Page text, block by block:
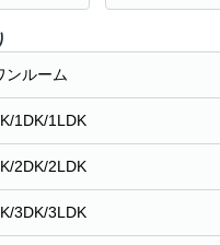
ンルーム
1DK/1LDK
2DK/2LDK
3DK/3LDK